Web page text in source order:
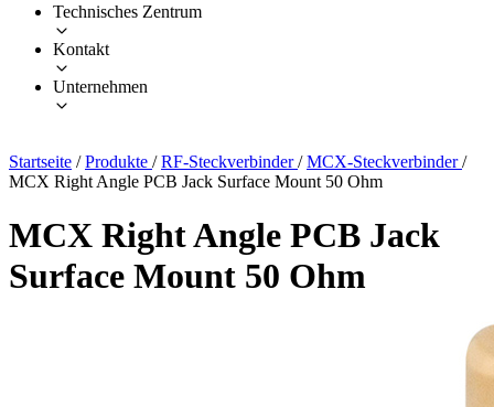
Technisches Zentrum
Kontakt
Unternehmen
Startseite / Produkte / RF-Steckverbinder/ MCX-Steckverbinder/
MCX Right Angle PCB Jack Surface Mount 50 Ohm
MCX Right Angle PCB Jack
Surface Mount 50 Ohm